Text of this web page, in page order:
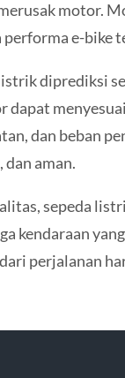
motor.
performa e-bike
diprediksi
dan beban
aman.
sepeda
kendaraan
perjalanan